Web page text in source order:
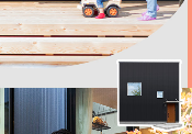
記事を
探す
LL